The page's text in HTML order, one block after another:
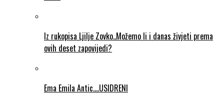
Iz rukopisa Ljilje Zovko..Možemo li i danas živjeti prema
ovih deset zapovijedi?
Ema Emila Antic….USIDRENI